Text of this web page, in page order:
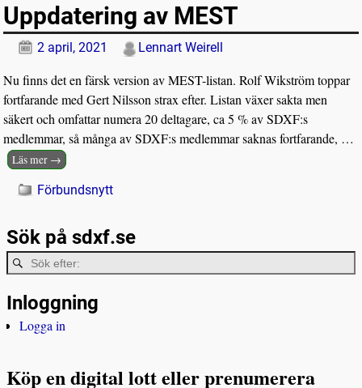
Uppdatering av MEST
2 april, 2021 Lennart Weirell
Nu finns det en färsk version av MEST-listan. Rolf Wikström toppar
fortfarande med Gert Nilsson strax efter. Listan växer sakta men
säkert och omfattar numera 20 deltagare, ca 5 % av SDXF:s
medlemmar, så många av SDXF:s medlemmar saknas fortfarande, …
Läs mer →
Förbundsnytt
Sök på sdxf.se
Inloggning
Logga in
Köp en digital lott eller prenumerera